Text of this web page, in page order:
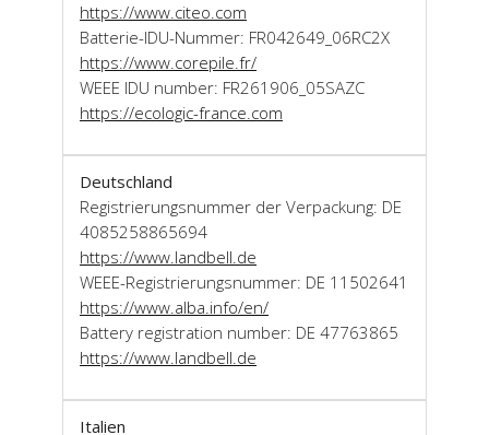
https://www.citeo.com
Batterie-IDU-Nummer: FR042649_06RC2X
https://www.corepile.fr/
WEEE IDU number: FR261906_05SAZC
https://ecologic-france.com
Deutschland
Registrierungsnummer der Verpackung: DE
4085258865694
https://www.landbell.de
WEEE-Registrierungsnummer: DE 11502641
https://www.alba.info/en/
Battery registration number: DE 47763865
https://www.landbell.de
Italien